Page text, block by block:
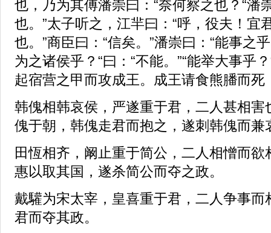
也，乃为其傅潘崇曰：“奈何察之也？“潘
也。”太子听之，江羋曰：“呼，役夫！宜
也。”商臣曰：“信矣。”潘崇曰：“能事之
为之诸侯乎？“曰：“不能。”“能举大事乎
起宿营之甲而攻成王。成王请食熊膰而死
韩傀相韩哀侯，严遂重于君，二人甚相害
傀于朝，韩傀走君而抱之，遂刺韩傀而兼
田恆相齐，阚止重于简公，二人相憎而
惠以取其国，遂杀简公而夺之政。
戴驩为宋太宰，皇喜重于君，二人争事而
君而夺其政。